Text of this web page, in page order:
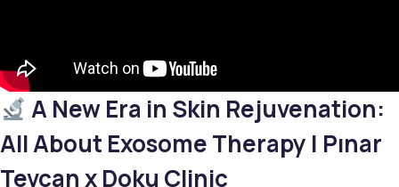
A New Era in Skin Rejuvenation:
All About Exosome Therapy | Pınar
Tevcan x Doku Clinic